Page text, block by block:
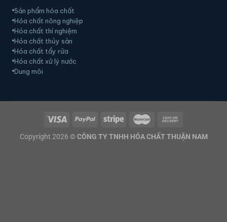
Sản phẩm hóa chất
Hóa chất nông nghiệp
Hóa chất thí nghiệm
Hóa chất thủy sản
Hóa chất tẩy rửa
Hóa chất xử lý nước
Dung môi
Copyright 2026 © CÔNG TY TNHH HÓA CHẤT THUẬN NAM